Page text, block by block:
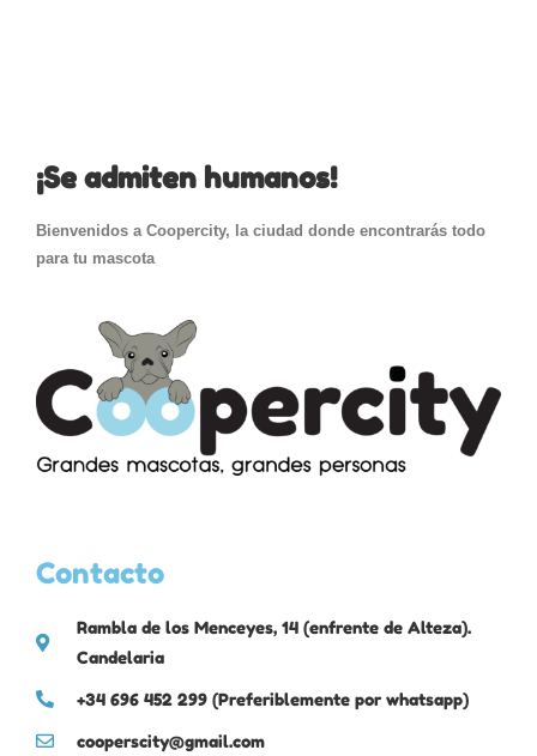
¡Se admiten humanos!
Bienvenidos a Coopercity, la ciudad donde encontrarás todo
para tu mascota
Contacto
Rambla de los Menceyes, 14 (enfrente de Alteza).
Candelaria
+34 696 452 299 (Preferiblemente por whatsapp)
cooperscity@gmail.com